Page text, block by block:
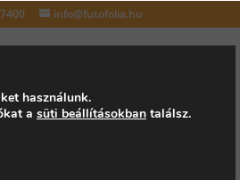
info@futofolia.hu
használunk.
a süti beállításokban találsz.